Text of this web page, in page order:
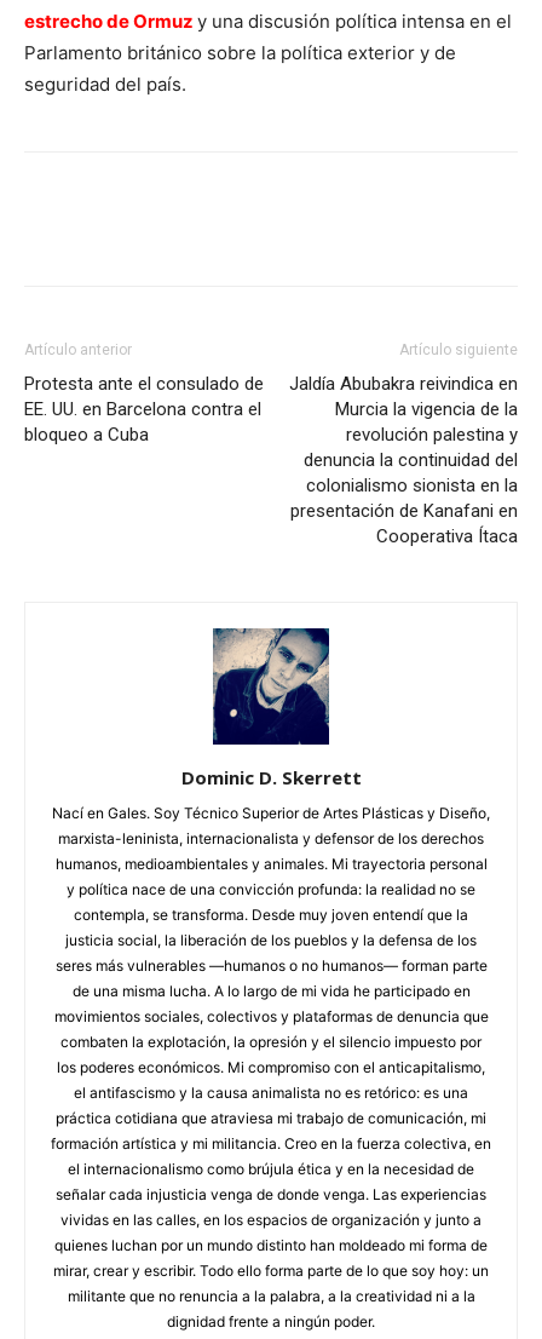
estrecho de Ormuz y una discusión política intensa en el
Parlamento británico sobre la política exterior y de
seguridad del país.
Artículo anterior
Protesta ante el consulado de
EE. UU. en Barcelona contra el
bloqueo a Cuba
Artículo siguiente
Jaldía Abubakra reivindica en
Murcia la vigencia de la
revolución palestina y
denuncia la continuidad del
colonialismo sionista en la
presentación de Kanafani en
Cooperativa Ítaca
Dominic D. Skerrett
Nací en Gales. Soy Técnico Superior de Artes Plásticas y Diseño,
marxista-leninista, internacionalista y defensor de los derechos
humanos, medioambientales y animales. Mi trayectoria personal
y política nace de una convicción profunda: la realidad no se
contempla, se transforma. Desde muy joven entendí que la
justicia social, la liberación de los pueblos y la defensa de los
seres más vulnerables —humanos o no humanos— forman parte
de una misma lucha. A lo largo de mi vida he participado en
movimientos sociales, colectivos y plataformas de denuncia que
combaten la explotación, la opresión y el silencio impuesto por
los poderes económicos. Mi compromiso con el anticapitalismo,
el antifascismo y la causa animalista no es retórico: es una
práctica cotidiana que atraviesa mi trabajo de comunicación, mi
formación artística y mi militancia. Creo en la fuerza colectiva, en
el internacionalismo como brújula ética y en la necesidad de
señalar cada injusticia venga de donde venga. Las experiencias
vividas en las calles, en los espacios de organización y junto a
quienes luchan por un mundo distinto han moldeado mi forma de
mirar, crear y escribir. Todo ello forma parte de lo que soy hoy: un
militante que no renuncia a la palabra, a la creatividad ni a la
dignidad frente a ningún poder.